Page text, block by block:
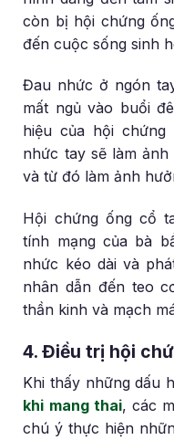
còn bị hội chứng
đến cuộc sống sinh
Đau nhức ở ngón
mất ngủ vào buổi
hiệu của hội
nhức tay sẽ làm
và từ đó làm ảnh
Hội chứng ống cổ
tính mạng của bà
nhức kéo dài và
nhân dẫn đến teo
thần kinh và mạch
4. Điều trị hội
Khi thấy những dấu
khi mang thai, các
chú ý thực hiện